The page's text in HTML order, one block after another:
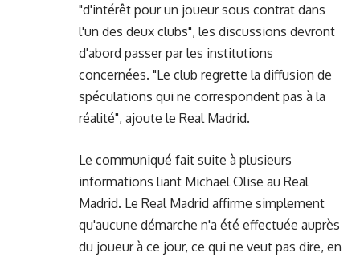
"d'intérêt pour un joueur sous contrat dans
l'un des deux clubs", les discussions devront
d'abord passer par les institutions
concernées. "Le club regrette la diffusion de
spéculations qui ne correspondent pas à la
réalité", ajoute le Real Madrid.
Le communiqué fait suite à plusieurs
informations liant Michael Olise au Real
Madrid. Le Real Madrid affirme simplement
qu'aucune démarche n'a été effectuée auprès
du joueur à ce jour, ce qui ne veut pas dire, en